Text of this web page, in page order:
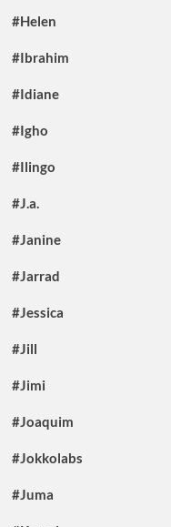
#Helen
#Ibrahim
#Idiane
#Igho
#Ilingo
#J.a.
#Janine
#Jarrad
#Jessica
#Jill
#Jimi
#Joaquim
#Jokkolabs
#Juma